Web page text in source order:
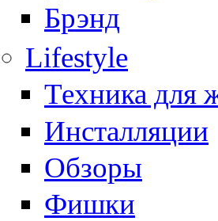
Брэнд
Lifestyle
Техника для
Инсталляции
Обзоры
Фишки